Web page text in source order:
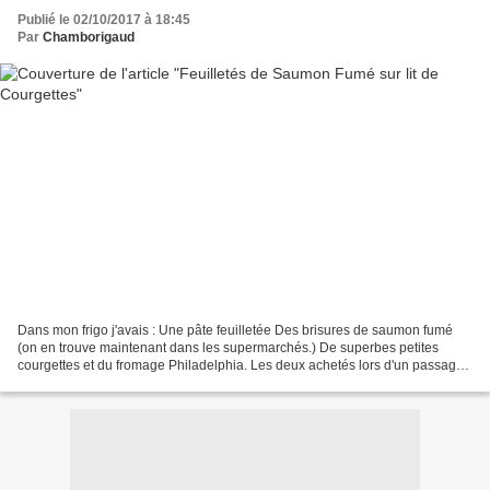
Publié le 02/10/2017 à 18:45
Par Chamborigaud
Dans mon frigo j'avais : Une pâte feuilletée Des brisures de saumon fumé
(on en trouve maintenant dans les supermarchés.) De superbes petites
courgettes et du fromage Philadelphia. Les deux achetés lors d'un passage